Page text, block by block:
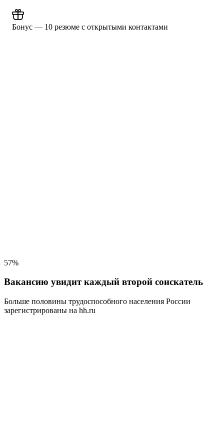
Бонус — 10 резюме с открытыми контактами
57%
Вакансию увидит каждый второй соискатель
Больше половины трудоспособного населения России
зарегистрированы на hh.ru